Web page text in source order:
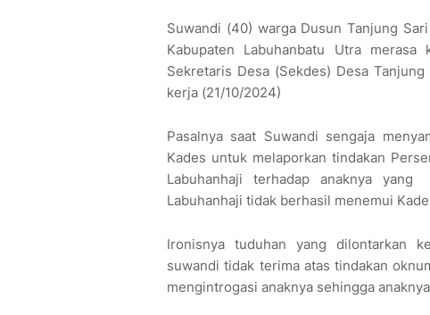
Suwandi (40) warga Dusun Tanjung
Kabupaten Labuhanbatu Utra
Sekretaris Desa (Sekdes) Desa
kerja (21/10/2024)
Pasalnya saat Suwandi sengaja
Kades untuk melaporkan tindakan
Labuhanhaji terhadap anaknya
Labuhanhaji tidak berhasil menemui
Ironisnya tuduhan yang dilontarkan
suwandi tidak terima atas tindakan
mengintrogasi anaknya sehingga